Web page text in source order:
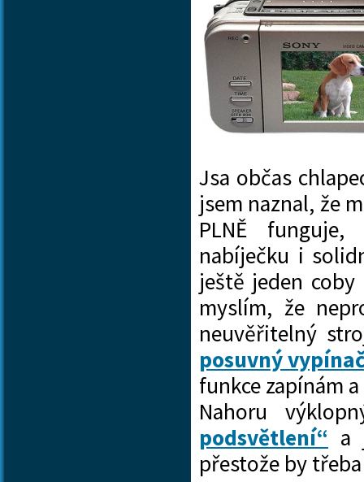
Jsa občas
jsem naznal, že
PLNĚ
nabíječku i
ještě jeden
myslím, že
neuvěřitelný
posuvný
funkce zapínám
Nahoru
podsvětlení“ a
přestože by